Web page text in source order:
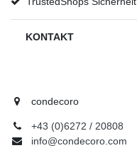
KONTAKT
condecoro
+43 (0)6272 / 20808
info@condecoro.com